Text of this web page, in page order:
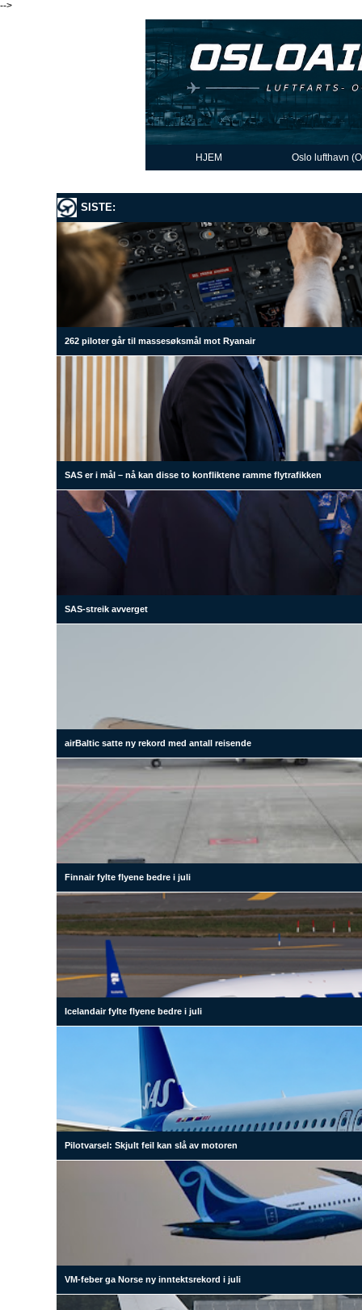
-->
HJEM Oslo lufthavn
SISTE:
262 piloter går til massesøksmål mot Ryanair
SAS er i mål – nå kan disse to konfliktene ramme flytrafikken
SAS-streik avverget
airBaltic satte ny rekord med antall reisende
Finnair fylte flyene bedre i juli
Icelandair fylte flyene bedre i juli
Pilotvarsel: Skjult feil kan slå av motoren
VM-feber ga Norse ny inntektsrekord i juli